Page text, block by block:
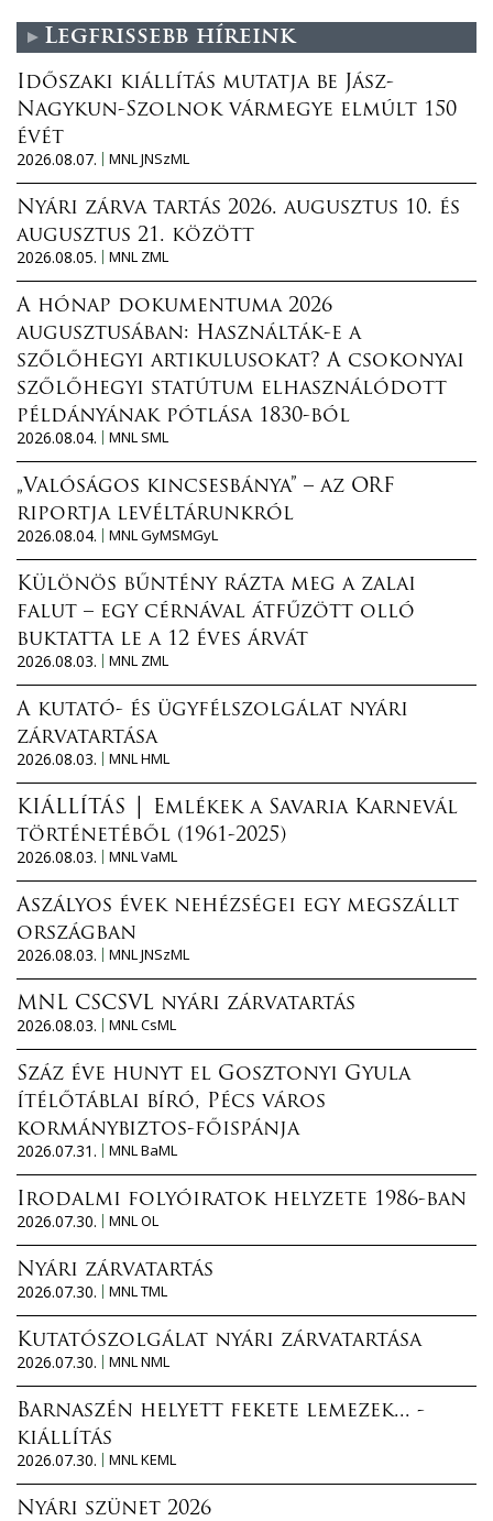
Legfrissebb híreink
Időszaki kiállítás mutatja be Jász-
Nagykun-Szolnok vármegye elmúlt 150
évét
2026.08.07.
MNL JNSzML
Nyári zárva tartás 2026. augusztus 10. és
augusztus 21. között
2026.08.05.
MNL ZML
A hónap dokumentuma 2026
augusztusában: Használták-e a
szőlőhegyi artikulusokat? A csokonyai
szőlőhegyi statútum elhasználódott
példányának pótlása 1830-ból
2026.08.04.
MNL SML
„Valóságos kincsesbánya” – az ORF
riportja levéltárunkról
2026.08.04.
MNL GyMSMGyL
Különös bűntény rázta meg a zalai
falut – egy cérnával átfűzött olló
buktatta le a 12 éves árvát
2026.08.03.
MNL ZML
A kutató- és ügyfélszolgálat nyári
zárvatartása
2026.08.03.
MNL HML
KIÁLLÍTÁS │ Emlékek a Savaria Karnevál
történetéből (1961-2025)
2026.08.03.
MNL VaML
Aszályos évek nehézségei egy megszállt
országban
2026.08.03.
MNL JNSzML
MNL CSCSVL nyári zárvatartás
2026.08.03.
MNL CsML
Száz éve hunyt el Gosztonyi Gyula
ítélőtáblai bíró, Pécs város
kormánybiztos-főispánja
2026.07.31.
MNL BaML
Irodalmi folyóiratok helyzete 1986-ban
2026.07.30.
MNL OL
Nyári zárvatartás
2026.07.30.
MNL TML
Kutatószolgálat nyári zárvatartása
2026.07.30.
MNL NML
Barnaszén helyett fekete lemezek... -
kiállítás
2026.07.30.
MNL KEML
Nyári szünet 2026